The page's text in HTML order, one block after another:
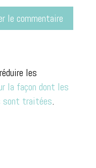
les
la façon dont les
sont traitées.